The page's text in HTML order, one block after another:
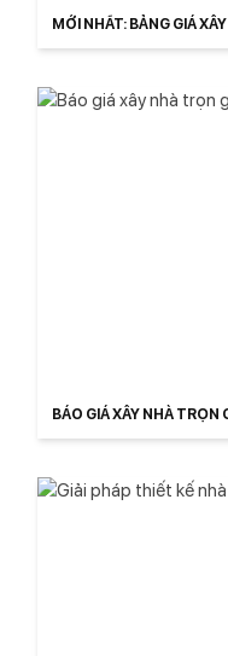
MỚI NHẤT: BẢNG GIÁ
BÁO GIÁ XÂY NHÀ